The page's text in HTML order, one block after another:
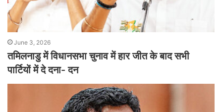
June 3, 2026
तमिलनाडु में विधानसभा चुनाव में हार जीत के बाद सभी
पार्टियों में दे दना- दन